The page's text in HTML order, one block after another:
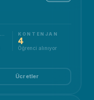
KONTENJAN
4
Öğrenci alınıyor
Ücretler